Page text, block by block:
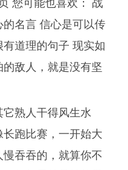
您可能也喜欢： 战
名言 信心是可以传
道理的句子 现实如
敌人，就是没有坚
熟人干得风生水
跑比赛，一开始大
吞吞的，就算你不